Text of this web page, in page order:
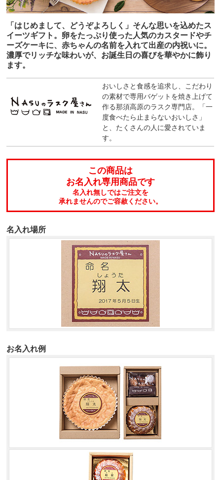
「はじめまして、どうぞよろしく」そんな思いを込めたス
イーツギフト。卵をたっぷり使った人気のカスタードやチ
ーズケーキに、赤ちゃんの名前を入れて出産の内祝いに。
濃厚でリッチな味わいが、お誕生日の喜びを華やかに飾り
ます。
おいしさと食感を追求し、こだわり
の素材で専用バゲットを焼き上げて
作る那須高原のラスク専門店。「一
度食べたら止まらないおいしさ」
と、たくさんの人に愛されていま
す。
この商品は
お名入れ専用商品です
名入れ無しではご注文を
承れませんのでご容赦ください。
名入れ場所
お名入れ例